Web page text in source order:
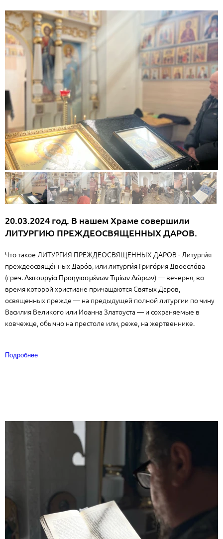
20.03.2024 год. В нашем Храме совершили
ЛИТУРГИЮ ПРЕЖДЕОСВЯЩЕННЫХ ДАРОВ.
Что такое ЛИТУРГИЯ ПРЕЖДЕОСВЯЩЕННЫХ ДАРОВ - Литурги́я
преждеосвяще́нных Даро́в, или литурги́я Григо́рия Двоесло́ва
(греч. Λειτουργία Προηγιασμένων Τιμίων Δώρων) — вечерня, во
время которой христиане причащаются Святых Даров,
освященных прежде — на предыдущей полной литургии по чину
Василия Великого или Иоанна Златоуста — и сохраняемые в
ковчежце, обычно на престоле или, реже, на жертвеннике.
Подробнее